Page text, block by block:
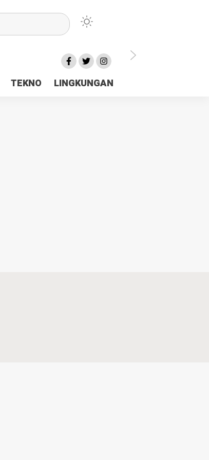
TEKNO LINGKUNGAN
Papua
Miliar Disorot